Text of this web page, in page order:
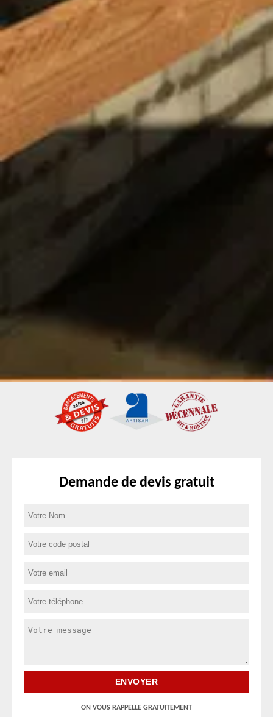
Demande de devis gratuit
ON VOUS RAPPELLE GRATUITEMENT